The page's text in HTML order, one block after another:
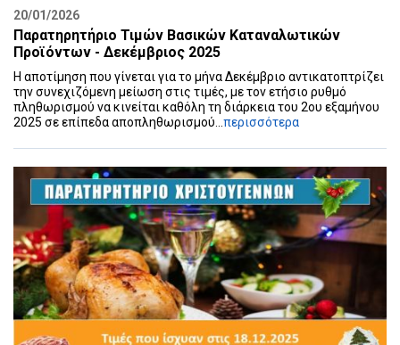
20/01/2026
Παρατηρητήριο Τιμών Βασικών Καταναλωτικών
Προϊόντων - Δεκέμβριος 2025
Η αποτίμηση που γίνεται για το μήνα Δεκέμβριο αντικατοπτρίζει
την συνεχιζόμενη μείωση στις τιμές, με τον ετήσιο ρυθμό
πληθωρισμού να κινείται καθόλη τη διάρκεια του 2ου εξαμήνου
2025 σε επίπεδα αποπληθωρισμού... περισσότερα